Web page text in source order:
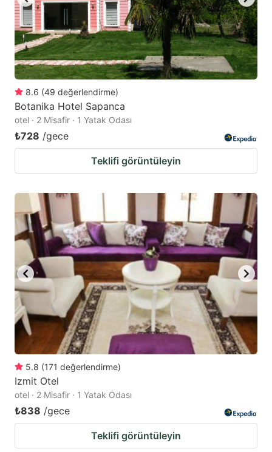
8.6 (49 değerlendirme)
Botanika Hotel Sapanca
otel · 2 Misafir · 1 Yatak Odası
₺728 /gece
Teklifi görüntüleyin
5.8 (171 değerlendirme)
Izmit Otel
otel · 2 Misafir · 1 Yatak Odası
₺838 /gece
Teklifi görüntüleyin